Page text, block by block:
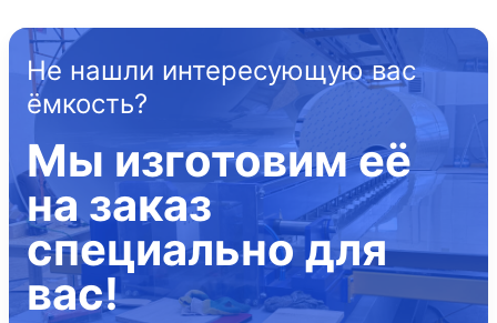
Не нашли интересующую вас
ёмкость?
Мы изготовим её
на заказ
специально для
вас!